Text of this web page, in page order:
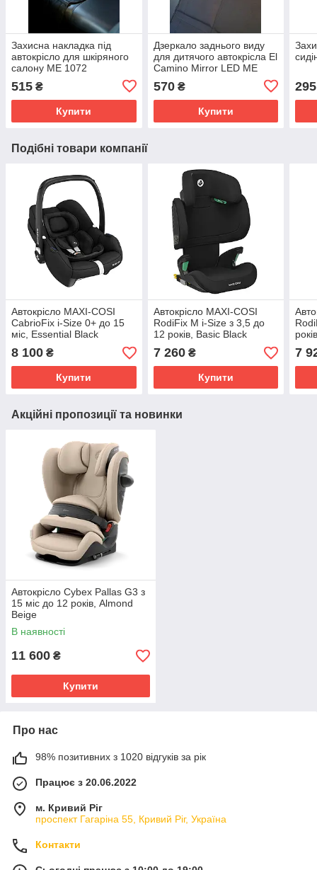
Захисна накладка під
автокрісло для шкіряного
салону ME 1072
515 ₴
Купити
Дзеркало заднього виду
для дитячого автокрісла El
Camino Mirror LED ME
570₴
Купити
295
Подібні товари компанії
Автокрісло MAXI-COSI
CabrioFix i-Size 0+ до 15
міс, Essential Black
8 100 ₴
Купити
Автокрісло MAXI-COSI
RodiFix M i-Size з 3,5 до
12 років, Basic Black
7 260₴
Купити
7
Акційні пропозиції та новинки
Автокрісло Cybex Pallas G3 з
15 міс до 12 років, Almond
Beige
В наявності
11 600 ₴
Купити
Про нас
98% позитивних з 1020 відгуків за рік
Працює з 20.06.2022
м. Кривий Ріг
проспект Гагаріна 55, Кривий Ріг, Україна
Контакти